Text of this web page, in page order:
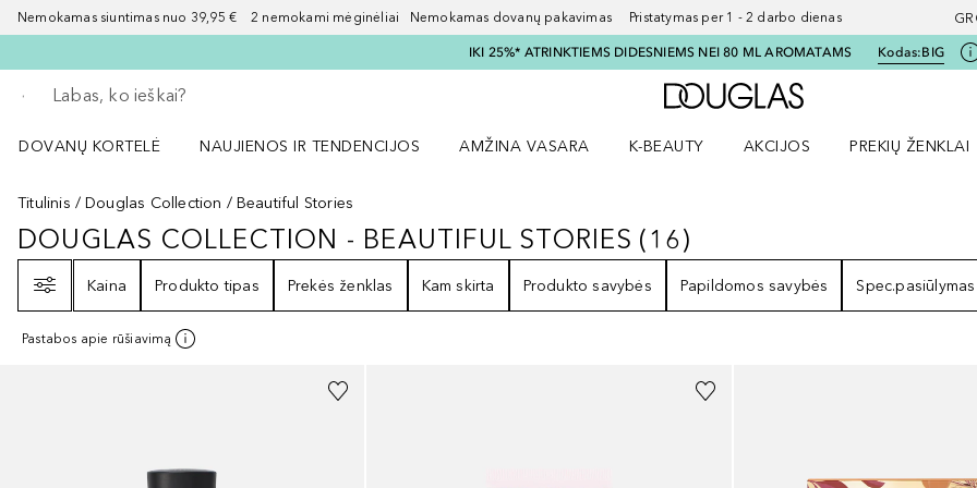
Nemokamas siuntimas nuo 39,95 € 2 nemokami mėginėliai Nemokamas dovanų pakavimas Pristatymas per 1 - 2 darbo dienas
IKI 25%* ATRINKTIEMS DIDESNIEMS NEI 80 ML AROMATAMS Kodas:BIG
Grįžk atgal
Vykdykite paiešką
Į Douglas pagrindinį
DOVANŲ KORTELĖ
NAUJIENOS IR TENDENCIJOS
AMŽINA VASARA
K-BEAUTY
AKCIJOS
PREKIŲ ŽENKLAI
Titulinis
Douglas Collection Beautiful Stories
DOUGLAS COLLECTION - BEAUTIFUL STORIES16
DOUGLAS COLLECTION - BEAUTIFUL STORIES (16)
Kaina
Produkto tipas Prekės ženklas Kam skirta Produkto savybės Papildomos savybės Spec.pasiūlymas
Pastabos apie rūšiavimą